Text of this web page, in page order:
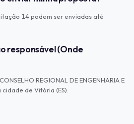
14 podem ser enviadas até
responsável (Onde
REGIONAL DE ENGENHARIA E
cidade de Vitória (ES).